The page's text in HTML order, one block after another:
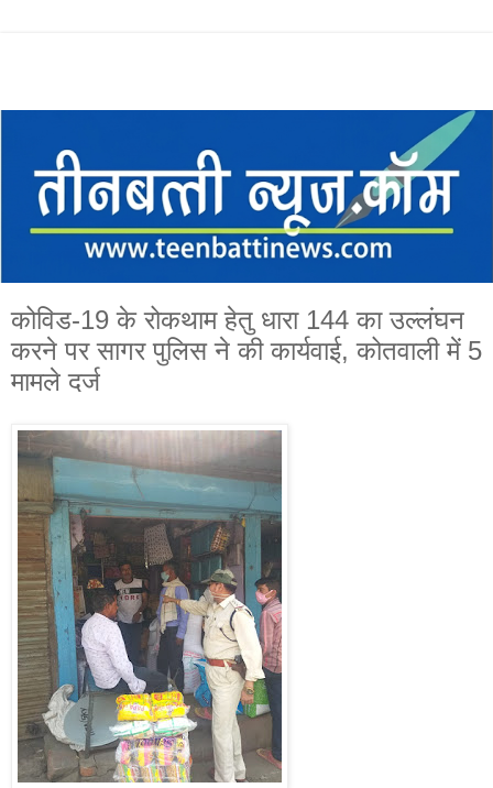
कोविड-19 के रोकथाम हेतु धारा 144 का उल्लंघन
करने पर सागर पुलिस ने की कार्यवाई, कोतवाली में 5
मामले दर्ज